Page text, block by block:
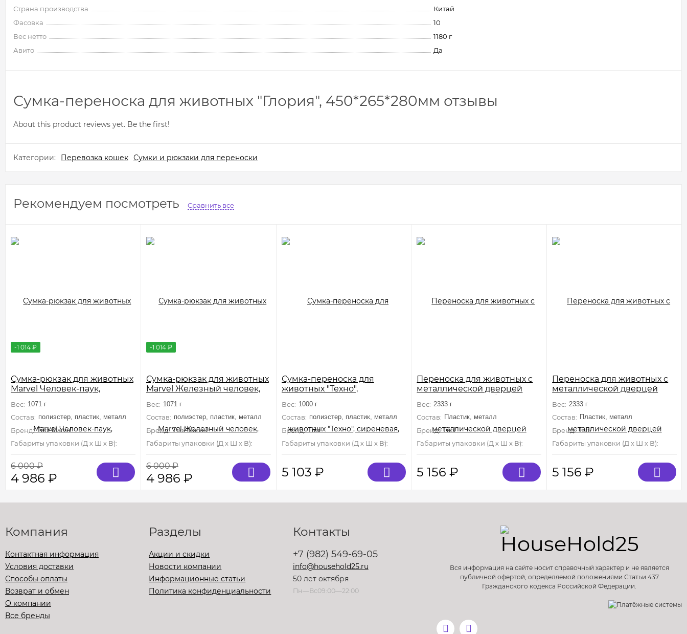
Страна производства
Китай
Фасовка
10
Вес нетто
1180 г
Авито
Да
Сумка-переноска для животных "Глория", 450*265*280мм отзывы
About this product reviews yet. Be the first!
Категории: Перевозка кошек Сумки и рюкзаки для переноски
Рекомендуем посмотреть Сравнить все
-1 014 ₽
Сумка-рюкзак для животных
Marvel Человек-паук,
Вес: 1071 г
Состав: полиэстер, пластик, металл
Бренд: Triol-Marvel
Габариты упаковки (Д х Ш х В): 450 мм×320 мм×230 мм
6 000₽
4 986 ₽
-1 014 ₽
Сумка-рюкзак для животных
Marvel Железный человек,
Вес: 1071 г
Состав: полиэстер, пластик, металл
Бренд: Triol-Marvel
Габариты упаковки (Д х Ш х В): 450 мм×320 мм×230 мм
6 000₽
4 986 ₽
Сумка-переноска для
животных "Техно",
серия TRAVEL
Вес: 1000 г
Состав: полиэстер, пластик, металл
Бренд: Triol
Габариты упаковки (Д х Ш х В): 400 мм×280 мм×250 мм
5 103 ₽
Переноска для животных c
металлической дверцей
600*390*350мм, серия
TRAVEL
Вес: 2333 г
Состав: Пластик, металл
Бренд: Triol
Габариты упаковки (Д х Ш х В): 1 мм×0 мм×0 мм
5 156₽
Переноска для животных c
металлической дверцей
600*390*350мм, серия
TRAVEL
Вес: 2333 г
Состав: Пластик, металл
Бренд: Triol
Габариты упаковки (Д х Ш х В):
5 156₽
Компания
Контактная информация
Условия доставки
Способы оплаты
Возврат и обмен
О компании
Все бренды
Разделы
Акции и скидки
Новости компании
Информационные статьи
Политика конфиденциальности
Контакты
+7 (982) 549-69-05
info@household25.ru
50 лет октября
Пн—Вс09:00—22:00
Вся информация на сайте носит справочный характер и не является
публичной офертой, определяемой положениями Статьи 437
Гражданского кодекса Российской Федерации.